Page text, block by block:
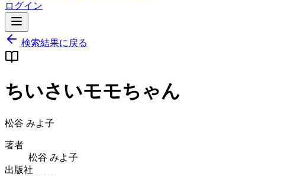
ログイン
検索結果に戻る
ちいさいモモちゃん
松谷 みよ子
著者
松谷 みよ子
出版社